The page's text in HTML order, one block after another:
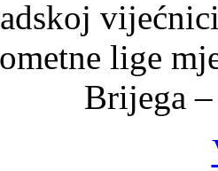
lige
Brijega